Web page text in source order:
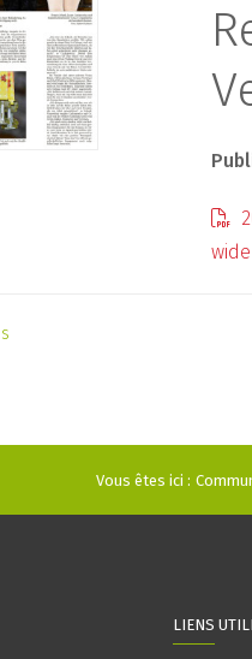
Vous êtes ici :
LIENS